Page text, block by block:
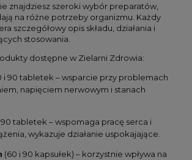
znajdziesz szeroki wybór preparatów,
na różne potrzeby organizmu. Każdy
szczegółowy opis składu, działania i
stosowania.
dostępne w Zielarni Zdrowia:
i 90 tabletek – wsparcie przy problemach
napięciem nerwowym i stanach
tabletek – wspomaga pracę serca i
wykazuje działanie uspokajające.
(60 i 90 kapsułek) – korzystnie wpływa na